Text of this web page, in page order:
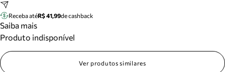
Tire dúvidas sobre pedidos, devoluções e mais.
Meus pedidos
Acompanhe seus pedidos e solicite devoluções.
Receba atéR$ 41,99de cashback
Saiba mais
Produto indisponível
Ver produtos similares